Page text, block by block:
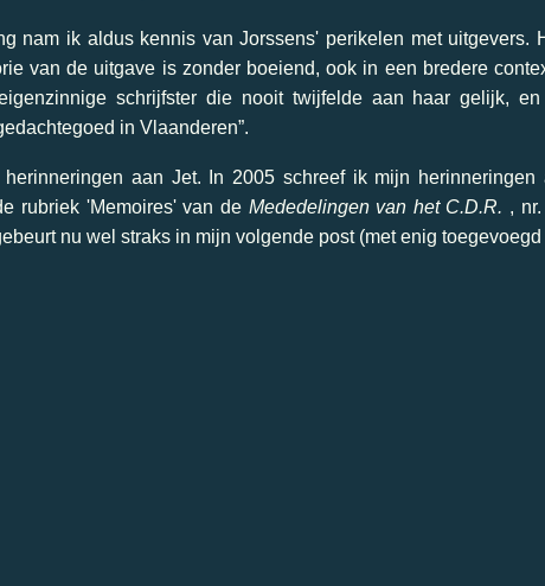
nam ik aldus kennis van Jorssens' perikelen met uitgevers.
van de uitgave is zonder boeiend, ook in een bredere
schrijfster die nooit twijfelde aan haar gelijk,
in Vlaanderen”.
herinneringen aan Jet. In 2005 schreef ik mijn
rubriek 'Memoires' van de Mededelingen van het C.D.R. ,
nu wel straks in mijn volgende post (met enig toegevoegd